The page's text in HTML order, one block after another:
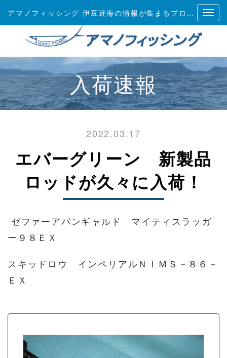
アマノフィッシング 伊豆近海の情報が集まるプロショップ
入荷速報
2022.03.17
エバーグリーン 新製品
ロッドが久々に入荷！
ゼファーアバンギャルド マイティスラッガ
ー９８ＥＸ
スキッドロウ インペリアルＮＩＭＳ－８６－
ＥＸ